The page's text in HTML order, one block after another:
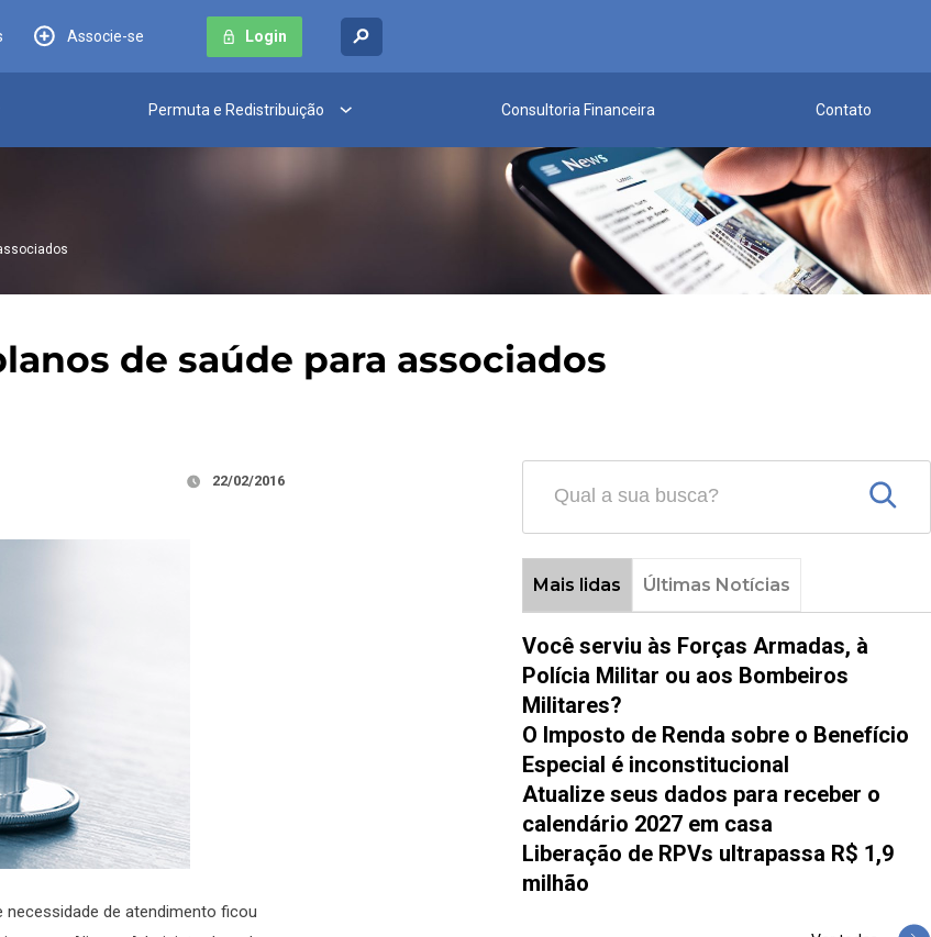
Associe-se Login
Permuta e Redistribuição Consultoria Financeira Contato
de saúde para associados
22/02/2016
de atendimento ficou
Mais lidas Últimas Notícias
Você serviu às Forças Armadas, à
Polícia Militar ou aos Bombeiros
Militares?
O Imposto de Renda sobre o Benefício
Especial é inconstitucional
Atualize seus dados para receber o
calendário 2027 em casa
Liberação de RPVs ultrapassa R$ 1,9
milhão